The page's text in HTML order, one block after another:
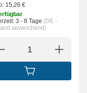
15,26 €
3 - 8 Tage (DE -
abweichend)
IN DEN